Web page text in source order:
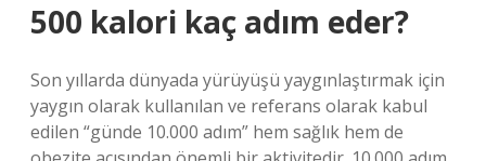
500 kalori kaç adım eder?
Son yıllarda dünyada yürüyüşü yaygınlaştırmak için
yaygın olarak kullanılan ve referans olarak kabul
edilen “günde 10.000 adım” hem sağlık hem de